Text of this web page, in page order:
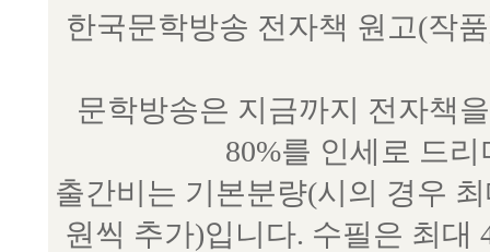
한국문학방송 전자책 원고(작
문학방송은 지금까지 전자책
80%를 인세로 드
출간비는 기본분량(시의 경우
원씩 추가)입니다. 수필은 최대